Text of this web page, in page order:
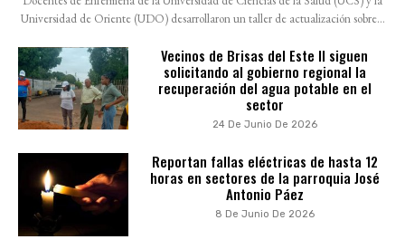
Universidad de Oriente (UDO) desarrollaron un taller de actualización sobre...
Vecinos de Brisas del Este II siguen
solicitando al gobierno regional la
recuperación del agua potable en el
sector
24 De Junio De 2026
Reportan fallas eléctricas de hasta 12
horas en sectores de la parroquia José
Antonio Páez
8 De Junio De 2026